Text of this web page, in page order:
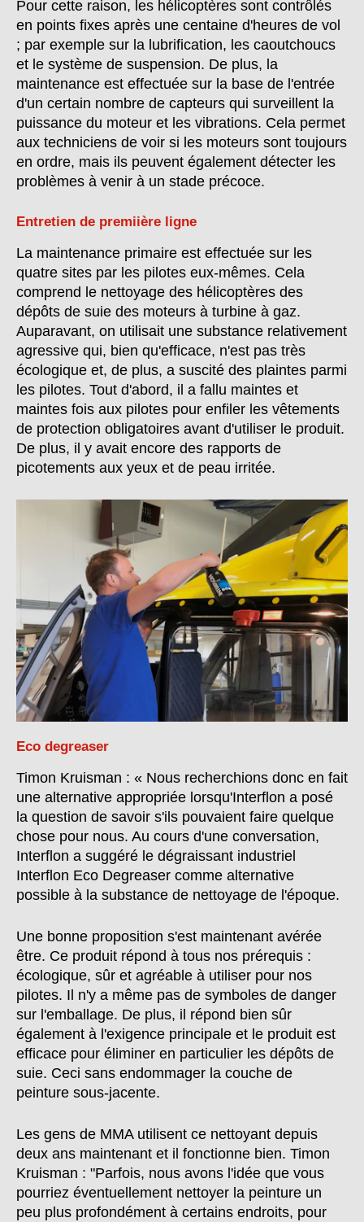
Pour cette raison, les hélicoptères sont contrôlés
en points fixes après une centaine d'heures de vol
; par exemple sur la lubrification, les caoutchoucs
et le système de suspension. De plus, la
maintenance est effectuée sur la base de l'entrée
d'un certain nombre de capteurs qui surveillent la
puissance du moteur et les vibrations. Cela permet
aux techniciens de voir si les moteurs sont toujours
en ordre, mais ils peuvent également détecter les
problèmes à venir à un stade précoce.
Entretien de premiière ligne
La maintenance primaire est effectuée sur les
quatre sites par les pilotes eux-mêmes. Cela
comprend le nettoyage des hélicoptères des
dépôts de suie des moteurs à turbine à gaz.
Auparavant, on utilisait une substance relativement
agressive qui, bien qu'efficace, n'est pas très
écologique et, de plus, a suscité des plaintes parmi
les pilotes. Tout d'abord, il a fallu maintes et
maintes fois aux pilotes pour enfiler les vêtements
de protection obligatoires avant d'utiliser le produit.
De plus, il y avait encore des rapports de
picotements aux yeux et de peau irritée.
Eco degreaser
Timon Kruisman : « Nous recherchions donc en fait
une alternative appropriée lorsqu'Interflon a posé
la question de savoir s'ils pouvaient faire quelque
chose pour nous. Au cours d'une conversation,
Interflon a suggéré le dégraissant industriel
Interflon Eco Degreaser comme alternative
possible à la substance de nettoyage de l'époque.
Une bonne proposition s'est maintenant avérée
être. Ce produit répond à tous nos prérequis :
écologique, sûr et agréable à utiliser pour nos
pilotes. Il n'y a même pas de symboles de danger
sur l'emballage. De plus, il répond bien sûr
également à l'exigence principale et le produit est
efficace pour éliminer en particulier les dépôts de
suie. Ceci sans endommager la couche de
peinture sous-jacente.
Les gens de MMA utilisent ce nettoyant depuis
deux ans maintenant et il fonctionne bien. Timon
Kruisman : "Parfois, nous avons l'idée que vous
pourriez éventuellement nettoyer la peinture un
peu plus profondément à certains endroits, pour